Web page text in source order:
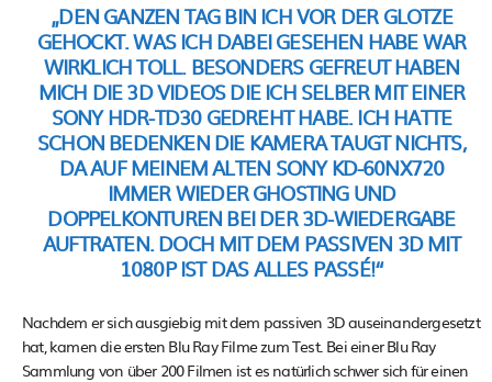
„DEN GANZEN TAG BIN ICH VOR DER GLOTZE
GEHOCKT. WAS ICH DABEI GESEHEN HABE WAR
WIRKLICH TOLL. BESONDERS GEFREUT HABEN
MICH DIE 3D VIDEOS DIE ICH SELBER MIT EINER
SONY HDR-TD30GEDREHT HABE. ICH HATTE
SCHON BEDENKEN DIE KAMERA TAUGT NICHTS,
DA AUF MEINEM ALTEN SONY KD-60NX720
IMMER WIEDER GHOSTING UND
DOPPELKONTUREN BEI DER 3D-WIEDERGABE
AUFTRATEN. DOCH MIT DEM PASSIVEN 3D MIT
1080P IST DAS ALLES PASSÉ!“
Nachdem er sich ausgiebig mit dem passiven 3D auseinandergesetzt
hat, kamen die ersten Blu Ray Filme zum Test. Bei einer Blu Ray
Sammlung von über 200 Filmen ist es natürlich schwer sich für einen